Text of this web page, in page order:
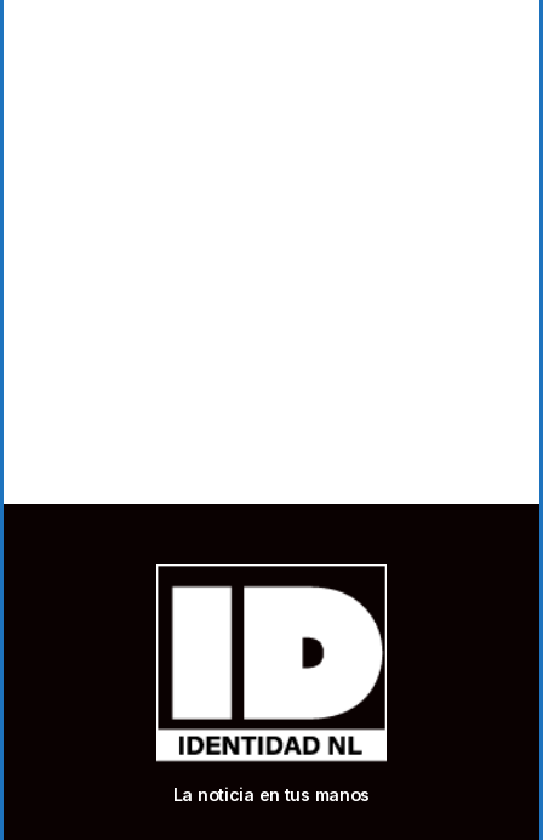
La noticia en tus manos